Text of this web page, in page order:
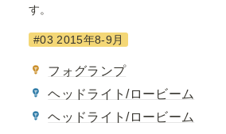
す。
#03 2015年8-9月
フォグランプ
ヘッドライト/ロービーム
ヘッドライト/ロービーム